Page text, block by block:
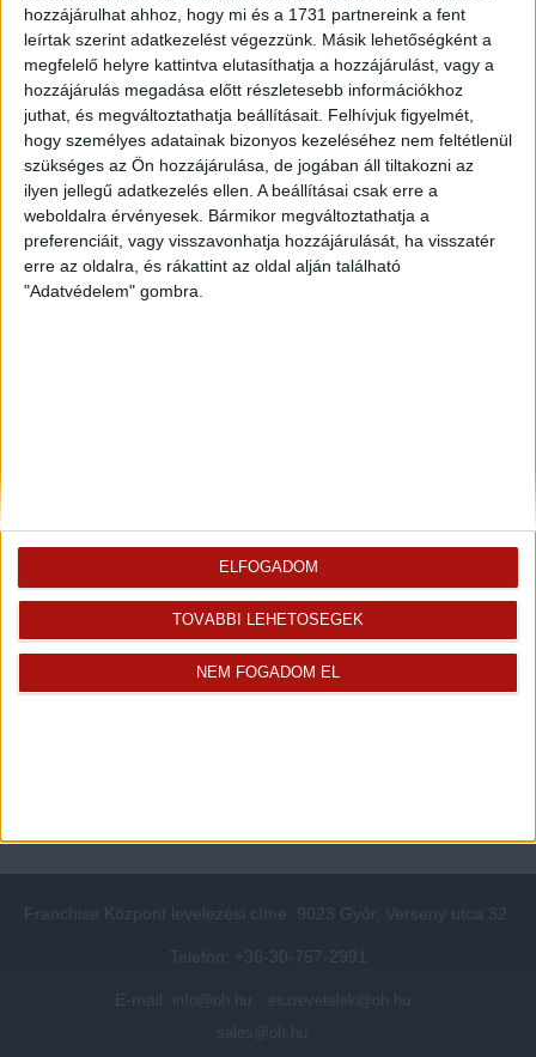
hozzájárulhat ahhoz, hogy mi és a 1731 partnereink a fent
leírtak szerint adatkezelést végezzünk. Másik lehetőségként a
megfelelő helyre kattintva elutasíthatja a hozzájárulást, vagy a
hozzájárulás megadása előtt részletesebb információkhoz
juthat, és megváltoztathatja beállításait. Felhívjuk figyelmét,
hogy személyes adatainak bizonyos kezeléséhez nem feltétlenül
szükséges az Ön hozzájárulása, de jogában áll tiltakozni az
ilyen jellegű adatkezelés ellen. A beállításai csak erre a
weboldalra érvényesek. Bármikor megváltoztathatja a
preferenciáit, vagy visszavonhatja hozzájárulását, ha visszatér
erre az oldalra, és rákattint az oldal alján található
"Adatvédelem" gombra.
TOVÁBBI LEHETŐSÉGEK
NEM FOGADOM EL
ELFOGADOM
Jászberény , Eladó Társasházi lakás, Családi ház
Balatonboglár, Eladó Társasházi lakás
Kaposvár, Eladó Családi ház
Rólunk
A központ munkatársai
Elégedett ügyfeleink mondták
Értékbecslés
Energetikai tanúsítvány
CSR
Elérhetőségeink
Adatvédelmi beállítások
Franchise Központ levelezési címe: 9023 Győr, Verseny utca 32.
Telefon: +36-30-757-2991
E-mail: info@oh.hu
eszrevetelek@oh.hu
sales@oh.hu